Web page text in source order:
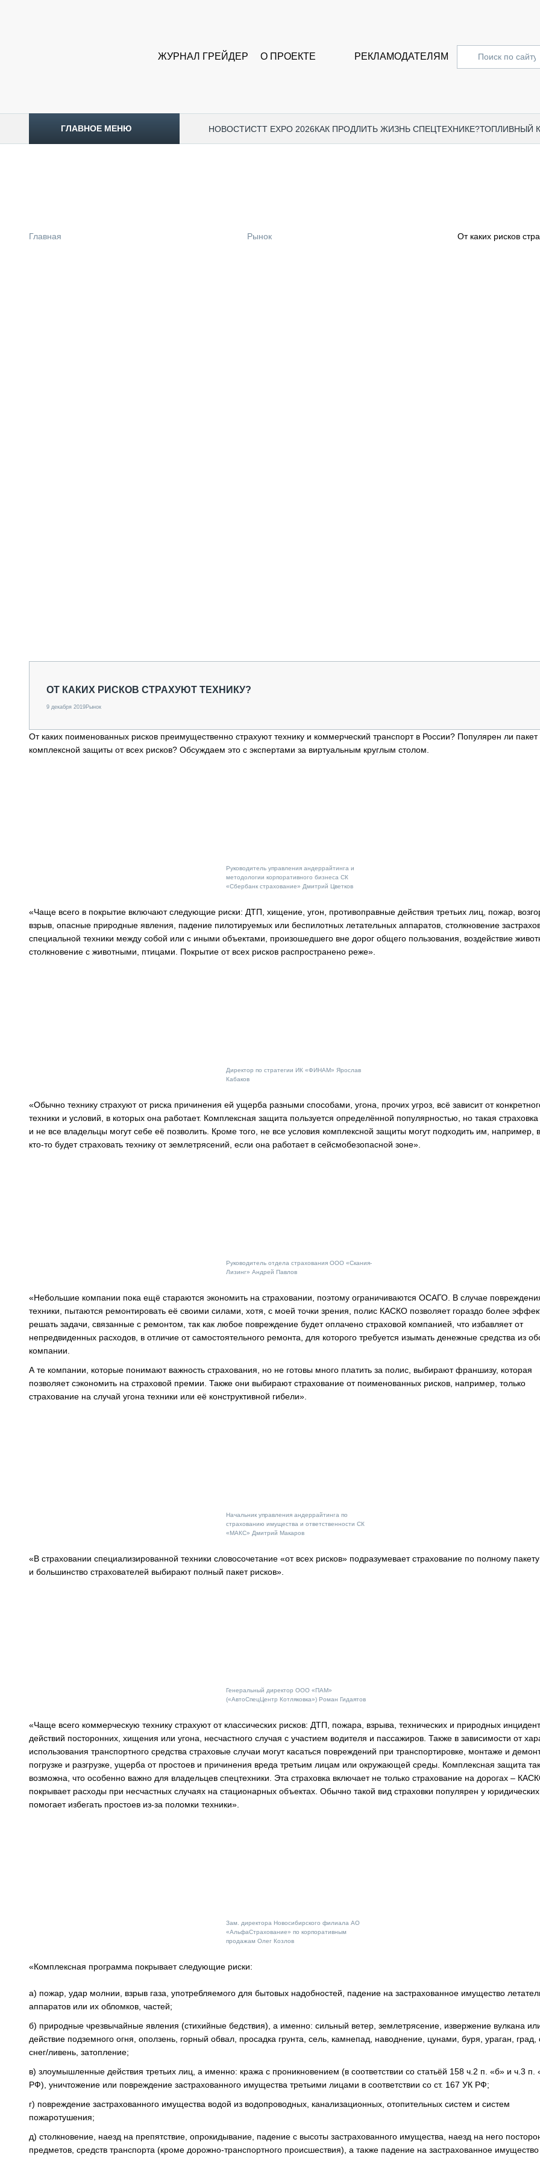
ЖУРНАЛ ГРЕЙДЕР О ПРОЕКТЕ РЕКЛАМОДАТЕЛЯМ
ГЛАВНОЕ МЕНЮ НОВОСТИCTT EXPO 2026КАК ПРОДЛИТЬ ЖИЗНЬ СПЕЦТЕХНИКЕ?ТОПЛИВНЫЙ
Главная Рынок От каких рисков
ОТ КАКИХ РИСКОВ СТРАХУЮТ ТЕХНИКУ?
9 декабря 2019Рынок
От каких поименованных рисков преимущественно страхуют технику и коммерческий транспорт в России? Популярен ли пакет
комплексной защиты от всех рисков? Обсуждаем это с экспертами за виртуальным круглым столом.
Руководитель управления андеррайтинга и
методологии корпоративного бизнеса СК
«Сбербанк страхование» Дмитрий Цветков
«Чаще всего в покрытие включают следующие риски: ДТП, хищение, угон, противоправные действия третьих лиц, пожар,
взрыв, опасные природные явления, падение пилотируемых или беспилотных летательных аппаратов, столкновение
специальной техники между собой или с иными объектами, произошедшего вне дорог общего пользования, воздействие
столкновение с животными, птицами. Покрытие от всех рисков распространено реже».
Директор по стратегии ИК «ФИНАМ» Ярослав
Кабаков
«Обычно технику страхуют от риска причинения ей ущерба разными способами, угона, прочих угроз, всё зависит от
техники и условий, в которых она работает. Комплексная защита пользуется определённой популярностью, но такая
и не все владельцы могут себе её позволить. Кроме того, не все условия комплексной защиты могут подходить им, например,
кто-то будет страховать технику от землетрясений, если она работает в сейсмобезопасной зоне».
Руководитель отдела страхования ООО «Скания-
Лизинг» Андрей Павлов
«Небольшие компании пока ещё стараются экономить на страховании, поэтому ограничиваются ОСАГО. В случае
техники, пытаются ремонтировать её своими силами, хотя, с моей точки зрения, полис КАСКО позволяет гораздо более
решать задачи, связанные с ремонтом, так как любое повреждение будет оплачено страховой компанией, что избавляет от
непредвиденных расходов, в отличие от самостоятельного ремонта, для которого требуется изымать денежные средства из
компании.
А те компании, которые понимают важность страхования, но не готовы много платить за полис, выбирают франшизу, которая
позволяет сэкономить на страховой премии. Также они выбирают страхование от поименованных рисков, например, только
страхование на случай угона техники или её конструктивной гибели».
Начальник управления андеррайтинга по
страхованию имущества и ответственности СК
«МАКС» Дмитрий Макаров
«В страховании специализированной техники словосочетание «от всех рисков» подразумевает страхование по полному пакету
и большинство страхователей выбирают полный пакет рисков».
Генеральный директор ООО «ПАМ»
(«АвтоСпецЦентр Котляковка») Роман Гидаятов
«Чаще всего коммерческую технику страхуют от классических рисков: ДТП, пожара, взрыва, технических и природных
действий посторонних, хищения или угона, несчастного случая с участием водителя и пассажиров. Также в зависимости от
использования транспортного средства страховые случаи могут касаться повреждений при транспортировке, монтаже и
погрузке и разгрузке, ущерба от простоев и причинения вреда третьим лицам или окружающей среды. Комплексная защита
возможна, что особенно важно для владельцев спецтехники. Эта страховка включает не только страхование на дорогах –
покрывает расходы при несчастных случаях на стационарных объектах. Обычно такой вид страховки популярен у
помогает избегать простоев из-за поломки техники».
Зам. директора Новосибирского филиала АО
«АльфаСтрахование» по корпоративным
продажам Олег Козлов
«Комплексная программа покрывает следующие риски:
а) пожар, удар молнии, взрыв газа, употребляемого для бытовых надобностей, падение на застрахованное имущество
аппаратов или их обломков, частей;
б) природные чрезвычайные явления (стихийные бедствия), а именно: сильный ветер, землетрясение, извержение вулкана
действие подземного огня, оползень, горный обвал, просадка грунта, сель, камнепад, наводнение, цунами, буря, ураган, град,
снег/ливень, затопление;
в) злоумышленные действия третьих лиц, а именно: кража с проникновением (в соответствии со статьёй 158 ч.2 п. «б» и ч.3 п.
РФ), уничтожение или повреждение застрахованного имущества третьими лицами в соответствии со ст. 167 УК РФ;
г) повреждение застрахованного имущества водой из водопроводных, канализационных, отопительных систем и систем
пожаротушения;
д) столкновение, наезд на препятствие, опрокидывание, падение с высоты застрахованного имущества, наезд на него
предметов, средств транспорта (кроме дорожно-транспортного происшествия), а также падение на застрахованное имущество